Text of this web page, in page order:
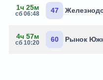
1ч 25м
сб 06:48 47
4ч 57м
сб 10:20 60 Рынок